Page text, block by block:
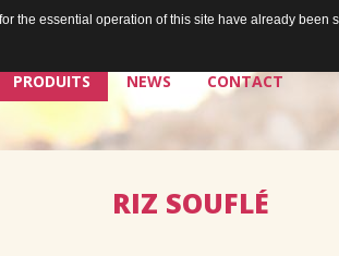
PRODUITS
Les chocolats de Jean
NEWS CONTACT
RIZ SOUFLÉ
the essential operation of this site have already